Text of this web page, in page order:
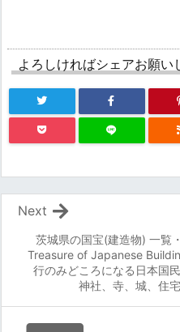
よろしければシェアお願い
茨城県の国宝(建造物) 一覧
Treasure of Japanese
行のみどころになる日本国
神社、寺、城、住
Next